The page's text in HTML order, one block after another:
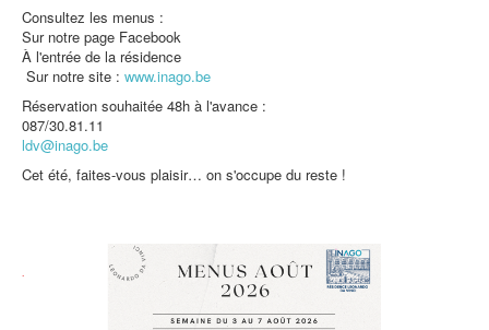
Consultez les menus :
Sur notre page Facebook
À l'entrée de la résidence
Sur notre site : www.inago.be
Réservation souhaitée 48h à l'avance :
087/30.81.11
ldv@inago.be
Cet été, faites-vous plaisir… on s'occupe du reste !